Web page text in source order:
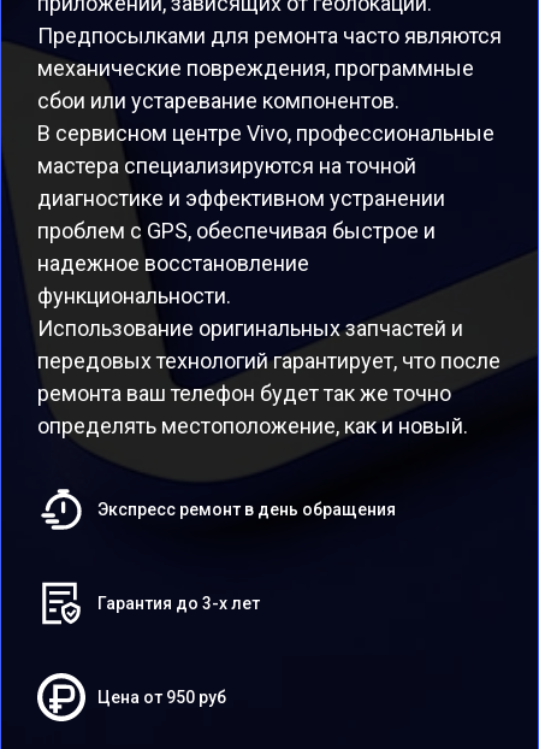
Предпосылками для ремонта часто являются
механические повреждения, программные
сбои или устаревание компонентов.
В сервисном центре Vivo, профессиональные
мастера специализируются на точной
диагностике и эффективном устранении
проблем с GPS, обеспечивая быстрое и
надежное восстановление
функциональности.
Использование оригинальных запчастей и
передовых технологий гарантирует, что после
ремонта ваш телефон будет так же точно
определять местоположение, как и новый.
Экспресс ремонт в день обращения
Гарантия до 3-х лет
Цена от 950 руб